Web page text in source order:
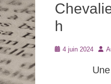
h
Posté4 juin 2024